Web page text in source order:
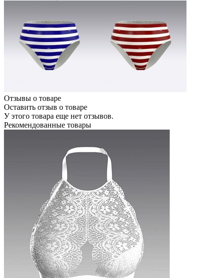
Отзывы о товаре
Оставить отзыв о товаре
У этого товара еще нет отзывов.
Рекомендованные товары